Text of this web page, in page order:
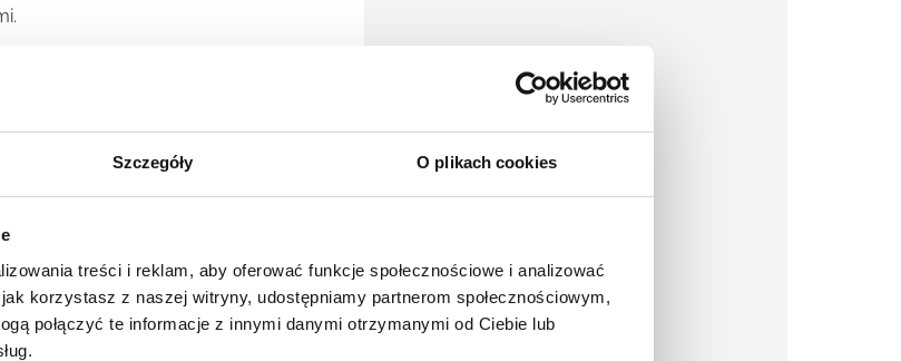
Szczegóły O plikach cookies
treści i reklam, aby oferować funkcje społecznościowe i analizować
korzystasz z naszej witryny, udostępniamy partnerom społecznościowym,
połączyć te informacje z innymi danymi otrzymanymi od Ciebie lub